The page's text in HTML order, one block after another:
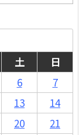
土
日
6
7
13
14
20 21